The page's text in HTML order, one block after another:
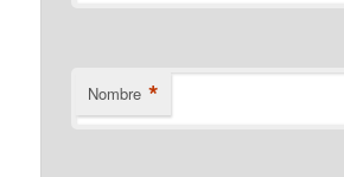
Nombre *